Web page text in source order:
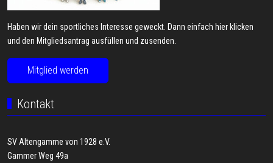
Haben wir dein sportliches Interesse geweckt. Dann einfach hier klicken
und den Mitgliedsantrag ausfüllen und zusenden.
Mitglied werden
Kontakt
SV Altengamme von 1928 e.V.
Gammer Weg 49a